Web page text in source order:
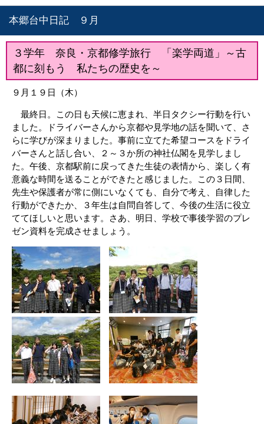
本郷台中日記 ９月
３学年 奈良・京都修学旅行 「楽学両道」～古
都に刻もう 私たちの歴史を～
９月１９日（木）
最終日。この日も天候に恵まれ、半日タクシー行動を行い
ました。ドライバーさんから京都や見学地の話を聞いて、さ
らに学びが深まりました。事前に立てた希望コースをドライ
バーさんと話し合い、２～３か所の神社仏閣を見学しまし
た。午後、京都駅前に戻ってきた生徒の表情から、楽しく有
意義な時間を送ることができたと感じました。この３日間、
先生や保護者が常に側にいなくても、自分で考え、自律した
行動ができたか、３年生は自問自答して、今後の生活に役立
ててほしいと思います。さあ、明日、学校で事後学習のプレ
ゼン資料を完成させましょう。